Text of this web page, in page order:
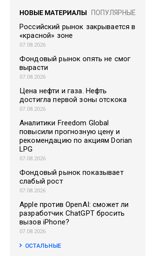
НОВЫЕ МАТЕРИАЛЫ ПОПУЛЯРНЫЕ
Российский рынок закрывается в
«красной» зоне
07.08.2026
Фондовый рынок опять не смог
вырасти
07.08.2026
Цена нефти и газа. Нефть
достигла первой зоны отскока
07.08.2026
Аналитики Freedom Global
повысили прогнозную цену и
рекомендацию по акциям Dorian
LPG
07.08.2026
Фондовый рынок показывает
слабый рост
07.08.2026
Apple против OpenAI: сможет ли
разработчик ChatGPT бросить
вызов iPhone?
07.08.2026
ОСТАЛЬНЫЕ